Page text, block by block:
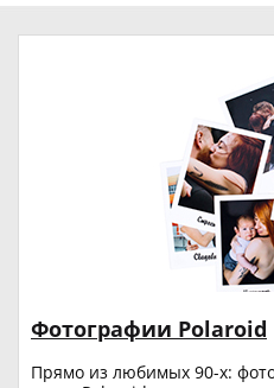
Фотографии Polaroid
Прямо из любимых 90-х: